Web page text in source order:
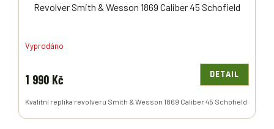
Revolver Smith & Wesson 1869 Caliber 45 Schofield
Vyprodáno
1 990 Kč DETAIL
Kvalitní replika revolveru Smith & Wesson 1869 Caliber 45 Schofield